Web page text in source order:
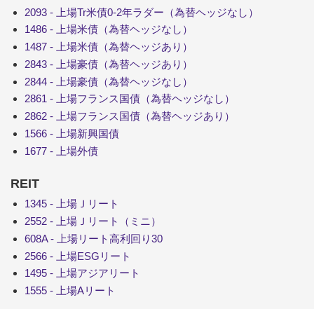
2093 - 上場Tr米債0-2年ラダー（為替ヘッジなし）
1486 - 上場米債（為替ヘッジなし）
1487 - 上場米債（為替ヘッジあり）
2843 - 上場豪債（為替ヘッジあり）
2844 - 上場豪債（為替ヘッジなし）
2861 - 上場フランス国債（為替ヘッジなし）
2862 - 上場フランス国債（為替ヘッジあり）
1566 - 上場新興国債
1677 - 上場外債
REIT
1345 - 上場Ｊリート
2552 - 上場Ｊリート（ミニ）
608A - 上場リート高利回り30
2566 - 上場ESGリート
1495 - 上場アジアリート
1555 - 上場Aリート